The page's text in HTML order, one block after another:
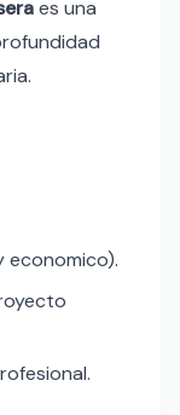
es una
economico).